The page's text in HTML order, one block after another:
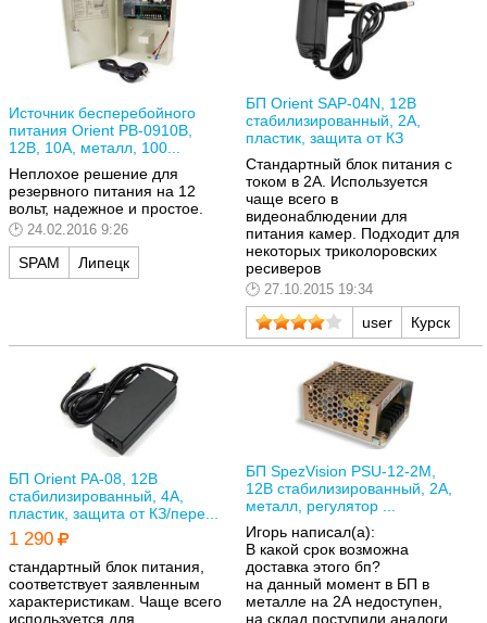
Источник бесперебойного
питания Orient PB-0910B,
12В, 10А, металл, 100...
Неплохое решение для
резервного питания на 12
вольт, надежное и простое.
24.02.2016 9:26
SPAM Липецк
БП Orient SAP-04N, 12В
стабилизированный, 2А,
пластик, защита от КЗ
Стандартный блок питания с
током в 2А. Используется
чаще всего в
видеонаблюдении для
питания камер. Подходит для
некоторых триколоровских
ресиверов
27.10.2015 19:34
user Курск
БП Orient PA-08, 12В
стабилизированный, 4А,
пластик, защита от КЗ/пере...
1 290
стандартный блок питания,
соответствует заявленным
характеристикам. Чаще всего
используется для
БП SpezVision PSU-12-2M,
12В стабилизированный, 2А,
металл, регулятор ...
Игорь написал(а):
В какой срок возможна
доставка этого бп?
на данный момент в БП в
металле на 2А недоступен,
на склад поступили аналоги